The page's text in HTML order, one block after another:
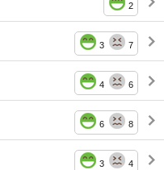
2
3 7
4 6
6 8
3 4